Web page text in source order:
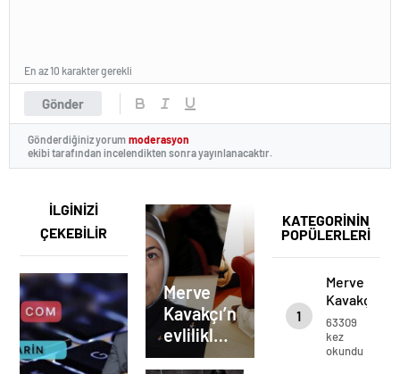
Gönder
En az 10 karakter gerekli
Gönderdiğiniz yorum moderasyon
ekibi tarafından incelendikten sonra yayınlanacaktır.
KATEGORİNİN
POPÜLERLERİ
1
Merve
Kavakçı’nın
evlilikleri
eşi
kimdir?
63309
kez
okundu
İLGİNİZİ
ÇEKEBİLİR
Merve
Kavakçı’nın
evlilikleri
eşi